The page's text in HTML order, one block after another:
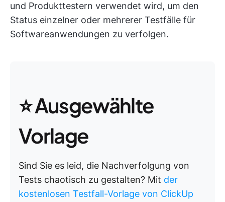
und Produkttestern verwendet wird, um den
Status einzelner oder mehrerer Testfälle für
Softwareanwendungen zu verfolgen.
⭐ Ausgewählte
Vorlage
Sind Sie es leid, die Nachverfolgung von
Tests chaotisch zu gestalten? Mit der
kostenlosen Testfall-Vorlage von ClickUp